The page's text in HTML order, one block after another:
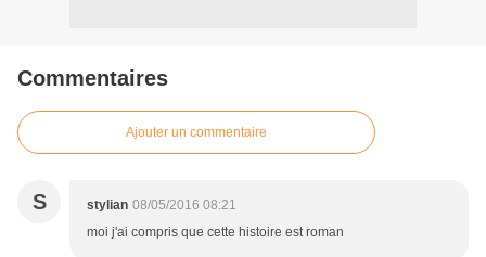
Commentaires
Ajouter un commentaire
S stylian 08/05/2016 08:21
moi j'ai compris que cette histoire est roman